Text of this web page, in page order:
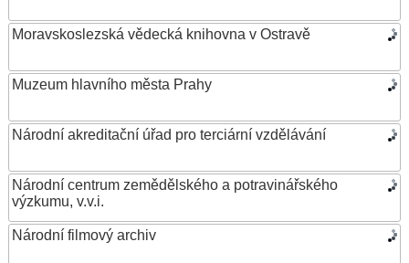
Moravskoslezská vědecká knihovna v Ostravě
Muzeum hlavního města Prahy
Národní akreditační úřad pro terciární vzdělávání
Národní centrum zemědělského a potravinářského
výzkumu, v.v.i.
Národní filmový archiv